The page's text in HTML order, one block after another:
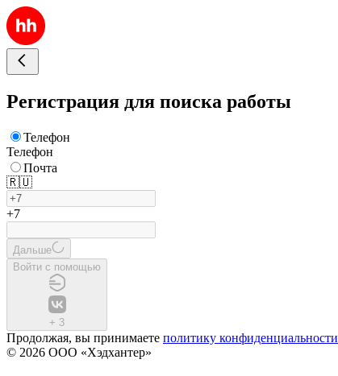
Регистрация для поиска работы
Телефон
Телефон
Почта
🇷🇺
+7
Дальше
Войти с помощью
+ 3
Продолжая, вы принимаете политику конфиденциальности
© 2026 ООО «Хэдхантер»